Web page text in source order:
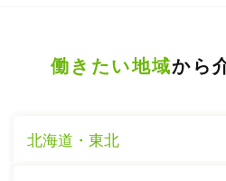
働きたい地域から
北海道・東北